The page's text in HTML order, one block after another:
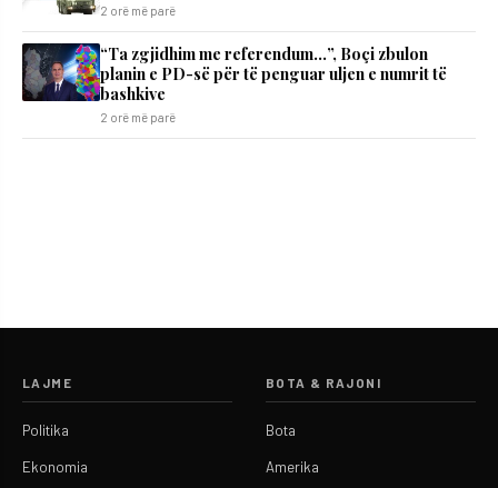
2 orë më parë
“Ta zgjidhim me referendum…”, Boçi zbulon
planin e PD-së për të penguar uljen e numrit të
bashkive
2 orë më parë
LAJME
Politika
Ekonomia
BOTA & RAJONI
Bota
Amerika